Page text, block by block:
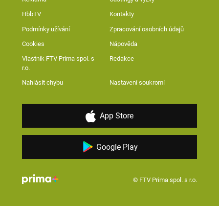
HbbTV Kontakty
Podmínky užívání Zpracování osobních údajů
Cookies Nápověda
Vlastník FTV Prima spol. s
r.o.
Redakce
Nahlásit chybu Nastavení soukromí
App Store
Google Play
© FTV Prima spol. s r.o.